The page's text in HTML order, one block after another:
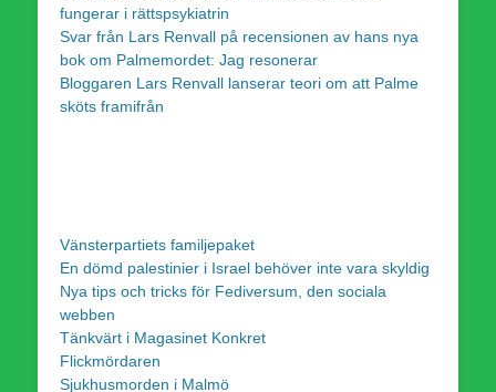
fungerar i rättspsykiatrin
Svar från Lars Renvall på recensionen av hans nya
bok om Palmemordet: Jag resonerar
Bloggaren Lars Renvall lanserar teori om att Palme
sköts framifrån
Vänsterpartiets familjepaket
En dömd palestinier i Israel behöver inte vara skyldig
Nya tips och tricks för Fediversum, den sociala
webben
Tänkvärt i Magasinet Konkret
Flickmördaren
Sjukhusmorden i Malmö